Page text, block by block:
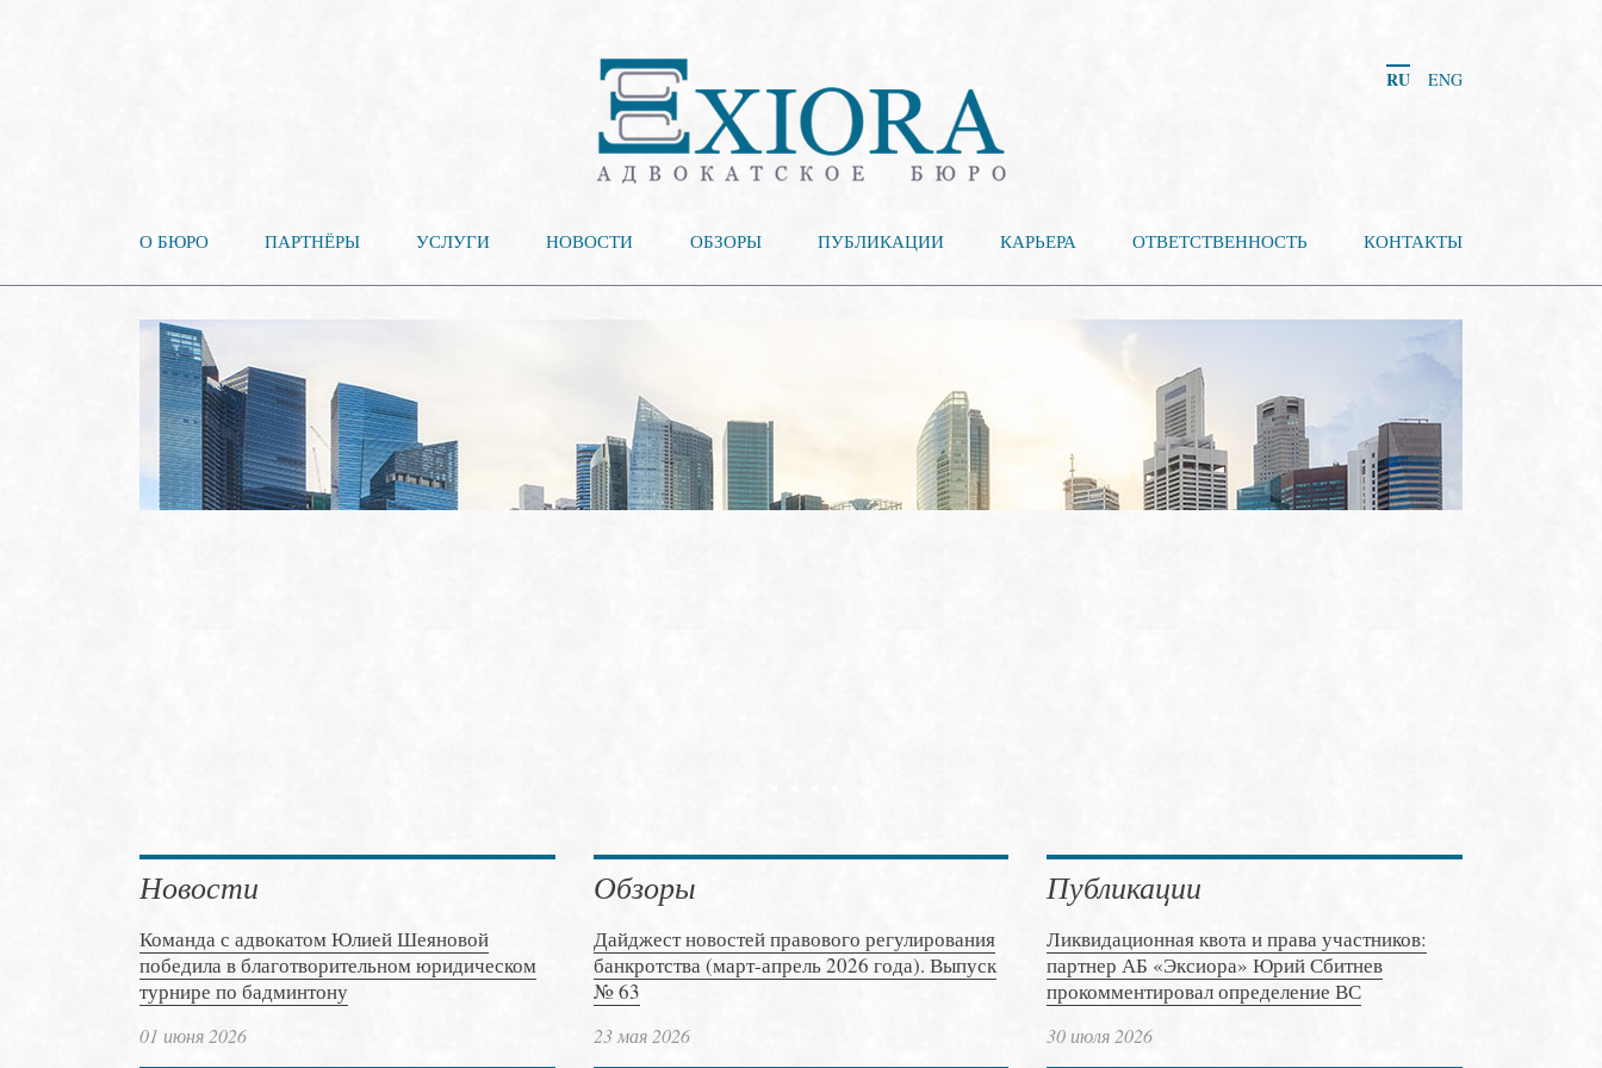
RU ENG
О БЮРО ПАРТНЁРЫ УСЛУГИ НОВОСТИ ОБЗОРЫ ПУБЛИКАЦИИ КАРЬЕРА ОТВЕТСТВЕННОСТЬ КОНТАКТЫ
Новости
Команда с адвокатом Юлией Шеяновой
победила в благотворительном юридическом
турнире по бадминтону
01 июня 2026
Обзоры
Дайджест новостей правового регулирования
банкротства (март-апрель 2026 года). Выпуск
№ 63
23 мая 2026
Публикации
Ликвидационная квота и права участников:
партнер АБ «Эксиора» Юрий Сбитнев
прокомментировал определение ВС
30 июля 2026